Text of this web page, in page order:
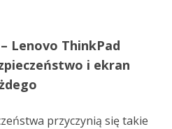
Lenovo ThinkPad
i ekran
przyczynią się takie